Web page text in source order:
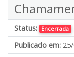
Status: Encerrada
Publicado em: